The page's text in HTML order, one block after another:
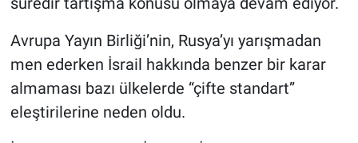
Avrupa Yayın Birliği’nin, Rusya’yı yarışmadan
men ederken İsrail hakkında benzer bir karar
almaması bazı ülkelerde “çifte standart”
eleştirilerine neden oldu.